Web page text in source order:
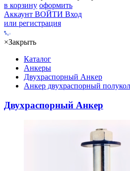
в корзину оформить
Аккаунт ВОЙТИ Вход
или регистрация
×Закрыть
Каталог
Анкеры
Двухраспорный Анкер
Анкер двухраспорный
Двухраспорный Анкер